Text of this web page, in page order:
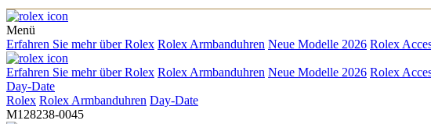
Menü
Erfahren Sie mehr überRolex Rolex Armbanduhren Neue Modelle 2026 Rolex
Erfahren Sie mehr überRolex Rolex Armbanduhren Neue Modelle 2026 Rolex
Day-Date
Rolex Rolex Armbanduhren Day-Date
M128238-0045